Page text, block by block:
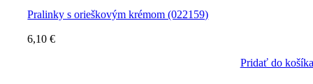
Pralinky s orieškovým krémom (022159)
6,10€
Pridať do košíka